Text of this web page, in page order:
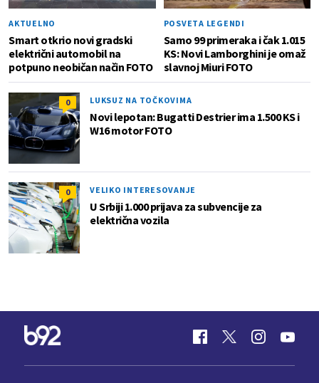
AKTUELNO
Smart otkrio novi gradski
električni automobil na
potpuno neobičan način FOTO
POSVETA LEGENDI
Samo 99 primeraka i čak 1.015
KS: Novi Lamborghini je omaž
slavnoj Miuri FOTO
0 LUKSUZ NA TOČKOVIMA
Novi lepotan: Bugatti Destrier ima 1.500 KS i
W16 motor FOTO
0 VELIKO INTERESOVANJE
U Srbiji 1.000 prijava za subvencije za
električna vozila